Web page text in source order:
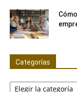
Categorías
Categorías